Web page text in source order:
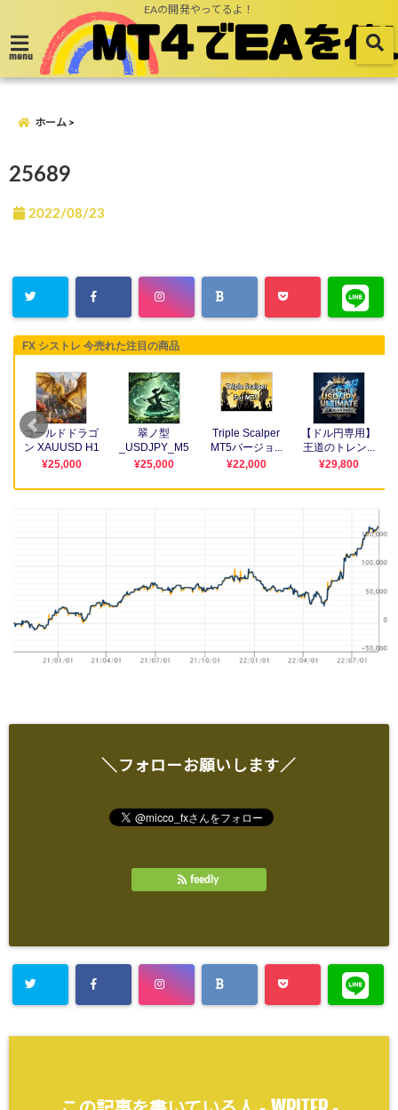
EAの開発やってるよ！
menu
ホーム
25689
2022/08/23
＼フォローお願いします／
feedly